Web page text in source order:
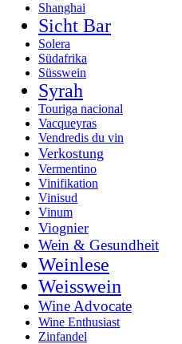
Shanghai
Sicht Bar
Solera
Südafrika
Süsswein
Syrah
Touriga nacional
Vacqueyras
Vendredis du vin
Verkostung
Vermentino
Vinifikation
Vinisud
Vinum
Viognier
Wein & Gesundheit
Weinlese
Weisswein
Wine Advocate
Wine Enthusiast
Zinfandel